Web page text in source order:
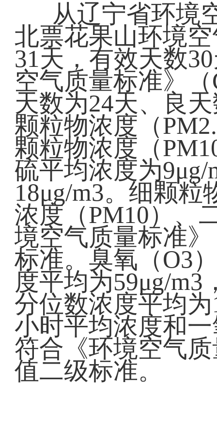
从辽宁省环境
北票花果山环境空
31天，有效天数
空气质量标准》
天数为24天、良
颗粒物浓度（
颗粒物浓度（
硫平均浓度为
18μg/m3。细颗粒
浓度（PM10）、
境空气质量标准
标准。臭氧（O3
度平均为59μg/
分位数浓度平均
小时平均浓度和
符合《环境空气
值二级标准。